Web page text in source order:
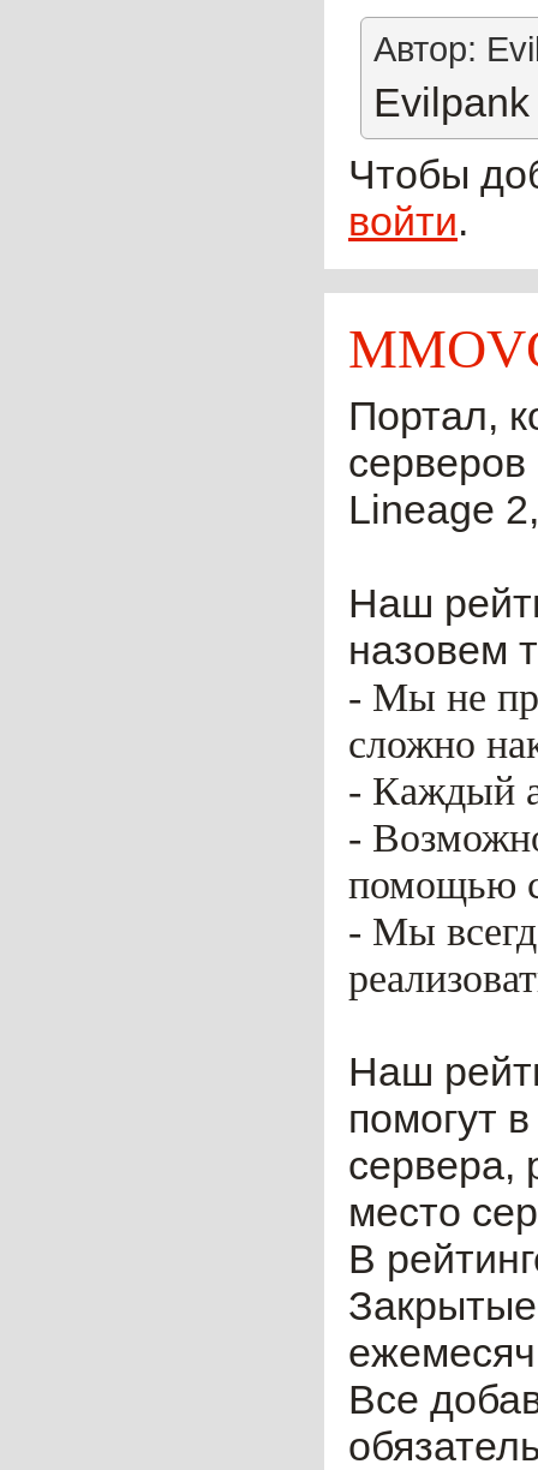
Автор:
Evilpank
Чтобы
войти.
Портал,
Lineage
Наш
назовем
- Мы не
сложно
- Каждый
-
помощью
- Мы
Наш
помогут
сервера,
место
В
Все